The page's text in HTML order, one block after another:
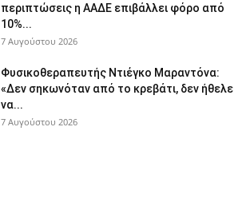
περιπτώσεις η ΑΑΔΕ επιβάλλει φόρο από
10%...
7 Αυγούστου 2026
Φυσικοθεραπευτής Ντιέγκο Μαραντόνα:
«Δεν σηκωνόταν από το κρεβάτι, δεν ήθελε
να...
7 Αυγούστου 2026